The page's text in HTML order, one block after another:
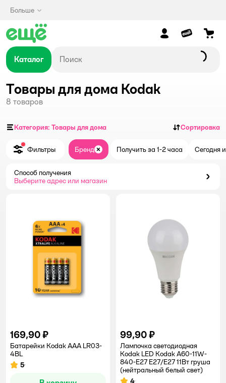
Больше
Каталог
Товары для дома Kodak
8 товаров
Категория: Товары для дома Сортировка
Фильтры Бренд ЗакрытьПолучить за 1-2 часа Сегодня
Способ получения
Выберите адрес или магазин
169,90 ₽
Батарейки Kodak ААА LR03-
4BL
Рейтинг:
5
99,90 ₽
Лампочка светодиодная
Kodak LED Kodak A60-11W-
840-E27 E27/Е27 11Вт груша
(нейтральный белый свет)
4